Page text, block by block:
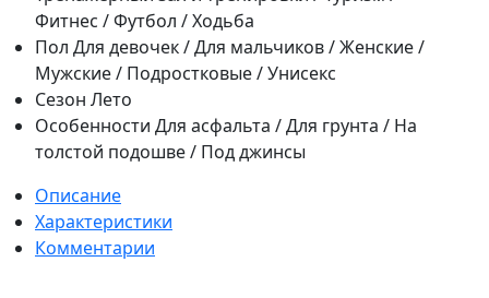
Фитнес / Футбол / Ходьба
Пол Для девочек / Для мальчиков / Женские /
Мужские / Подростковые / Унисекс
Сезон Лето
Особенности Для асфальта / Для грунта / На
толстой подошве / Под джинсы
Описание
Характеристики
Комментарии